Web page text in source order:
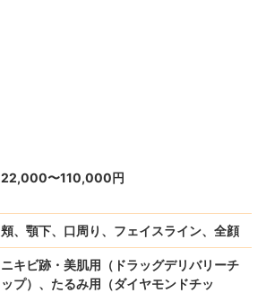
22,000〜110,000円
頬、顎下、口周り、フェイスライン、全顔
ニキビ跡・美肌用（ドラッグデリバリーチ
ップ）、たるみ用（ダイヤモンドチッ